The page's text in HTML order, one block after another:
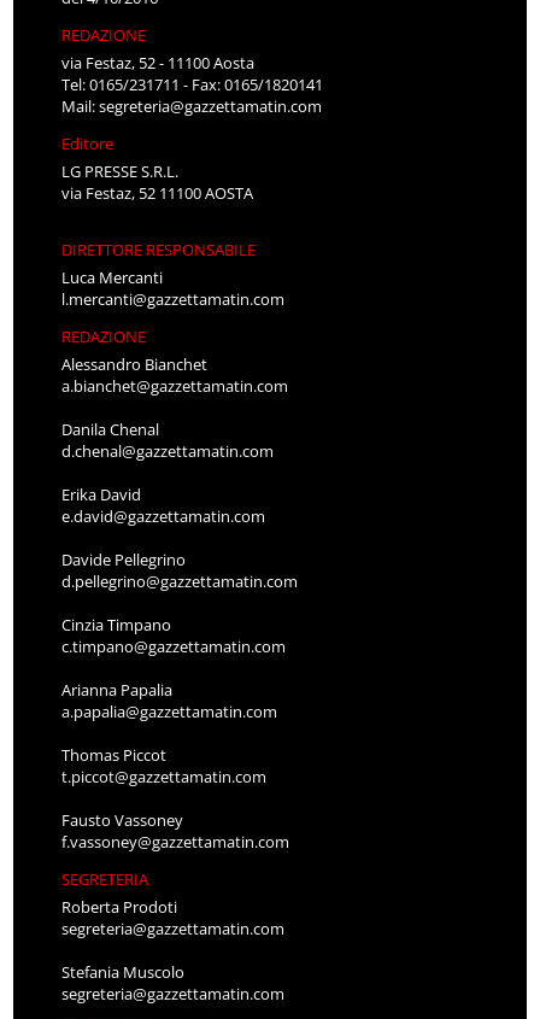
REDAZIONE
via Festaz, 52 - 11100 Aosta
Tel: 0165/231711 - Fax: 0165/1820141
Mail:segreteria@gazzettamatin.com
Editore
LG PRESSE S.R.L.
via Festaz, 52 11100 AOSTA
DIRETTORE RESPONSABILE
Luca Mercanti
l.mercanti@gazzettamatin.com
REDAZIONE
Alessandro Bianchet
a.bianchet@gazzettamatin.com
Danila Chenal
d.chenal@gazzettamatin.com
Erika David
e.david@gazzettamatin.com
Davide Pellegrino
d.pellegrino@gazzettamatin.com
Cinzia Timpano
c.timpano@gazzettamatin.com
Arianna Papalia
a.papalia@gazzettamatin.com
Thomas Piccot
t.piccot@gazzettamatin.com
Fausto Vassoney
f.vassoney@gazzettamatin.com
SEGRETERIA
Roberta Prodoti
segreteria@gazzettamatin.com
Stefania Muscolo
segreteria@gazzettamatin.com